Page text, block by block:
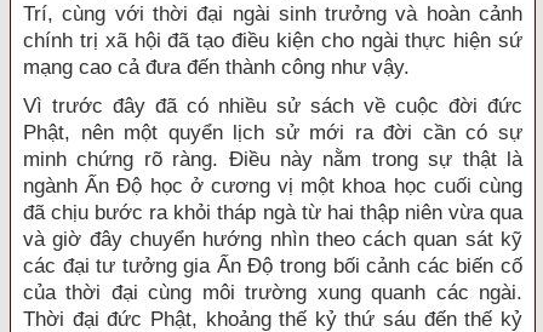
Trí, cùng với thời đại ngài sinh trưởng và hoàn cảnh
chính trị xã hội đã tạo điều kiện cho ngài thực hiện sứ
mạng cao cả đưa đến thành công như vậy.
Vì trước đây đã có nhiều sử sách về cuộc đời đức
Phật, nên một quyển lịch sử mới ra đời cần có sự
minh chứng rõ ràng. Ðiều này nằm trong sự thật là
ngành Ấn Ðộ học ở cương vị một khoa học cuối cùng
đã chịu bước ra khỏi tháp ngà từ hai thập niên vừa qua
và giờ đây chuyển hướng nhìn theo cách quan sát kỹ
các đại tư tưởng gia Ấn Ðộ trong bối cảnh các biến cố
của thời đại cùng môi trường xung quanh các ngài.
Thời đại đức Phật, khoảng thế kỷ thứ sáu đến thế kỷ